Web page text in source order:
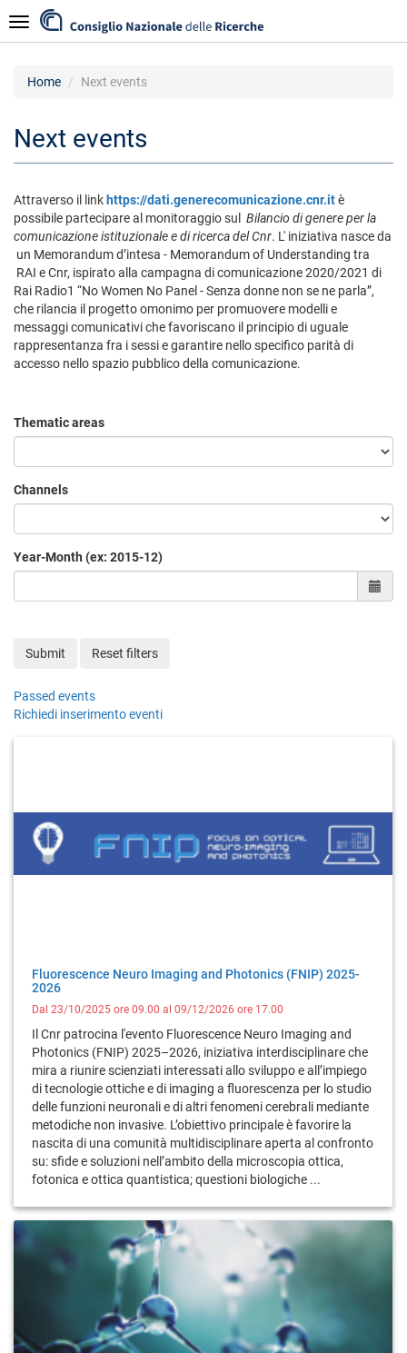
to
main
Navigazione
Home Next events
Next events
Attraverso il link https://dati.generecomunicazione.cnr.itè
possibile partecipare al monitoraggio sul Bilancio di genere per la
comunicazione istituzionale e di ricerca del Cnr. L' iniziativa nasce da
un Memorandum d’intesa - Memorandum of Understanding tra
RAI e Cnr, ispirato alla campagna di comunicazione 2020/2021 di
Rai Radio1 “No Women No Panel - Senza donne non se ne parla”,
che rilancia il progetto omonimo per promuovere modelli e
messaggi comunicativi che favoriscano il principio di uguale
rappresentanza fra i sessi e garantire nello specifico parità di
accesso nello spazio pubblico della comunicazione.
Thematic areas
Channels
Year-Month (ex: 2015-12)
Submit Reset filters
Passed events
Richiedi inserimento eventi
Fluorescence Neuro Imaging and Photonics (FNIP) 2025-
2026
Dal 23/10/2025 ore 09.00 al 09/12/2026 ore 17.00
Il Cnr patrocina l'evento Fluorescence Neuro Imaging and
Photonics (FNIP) 2025–2026, iniziativa interdisciplinare che
mira a riunire scienziati interessati allo sviluppo e all’impiego
di tecnologie ottiche e di imaging a fluorescenza per lo studio
delle funzioni neuronali e di altri fenomeni cerebrali mediante
metodiche non invasive. L’obiettivo principale è favorire la
nascita di una comunità multidisciplinare aperta al confronto
su: sfide e soluzioni nell’ambito della microscopia ottica,
fotonica e ottica quantistica; questioni biologiche ...